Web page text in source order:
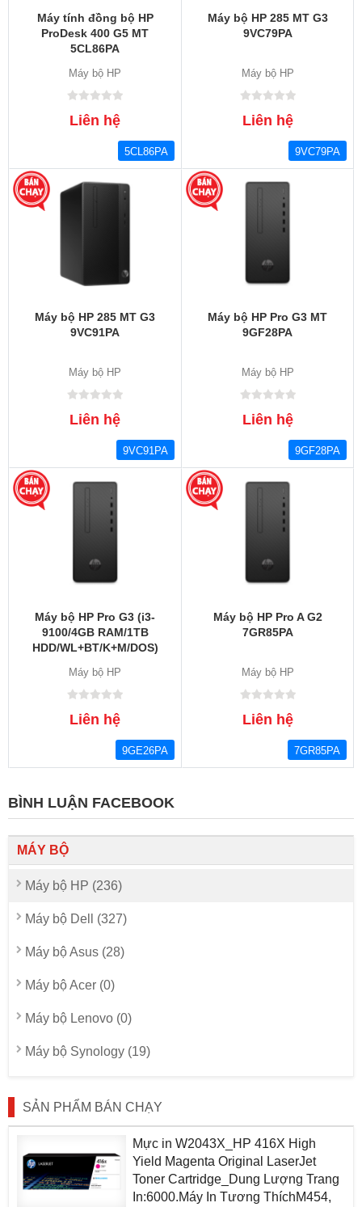
Máy tính đồng bộ HP
ProDesk 400 G5 MT
5CL86PA
Máy bộ HP
Liên hệ
5CL86PA
Máy bộ HP 285 MT G3
9VC79PA
Máy bộ HP
Liên hệ
9VC79PA
Máy bộ HP 285 MT G3
9VC91PA
Máy bộ HP
Liên hệ
9VC91PA
Máy bộ HP Pro G3 MT
9GF28PA
Máy bộ HP
Liên hệ
9GF28PA
Máy bộ HP Pro G3 (i3-
9100/4GB RAM/1TB
HDD/WL+BT/K+M/DOS)
Máy bộ HP
Liên hệ
9GE26PA
Máy bộ HP Pro A G2
7GR85PA
Máy bộ HP
Liên hệ
7GR85PA
BÌNH LUẬN FACEBOOK
MÁY BỘ
Máy bộ HP (236)
Máy bộ Dell (327)
Máy bộ Asus (28)
Máy bộ Acer (0)
Máy bộ Lenovo (0)
Máy bộ Synology (19)
SẢN PHẨM BÁN CHẠY
Mực in W2043X_HP 416X High
Yield Magenta Original LaserJet
Toner Cartridge_Dung Lượng Trang
In:6000.Máy In Tương ThíchM454,